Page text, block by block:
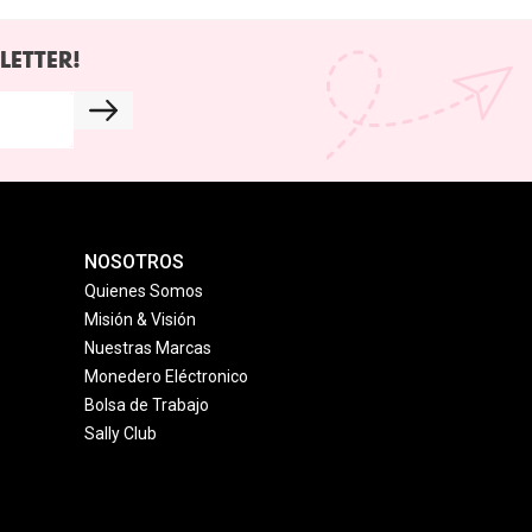
NOSOTROS
Quienes Somos
Misión & Visión
Nuestras Marcas
Monedero Eléctronico
Bolsa de Trabajo
Sally Club